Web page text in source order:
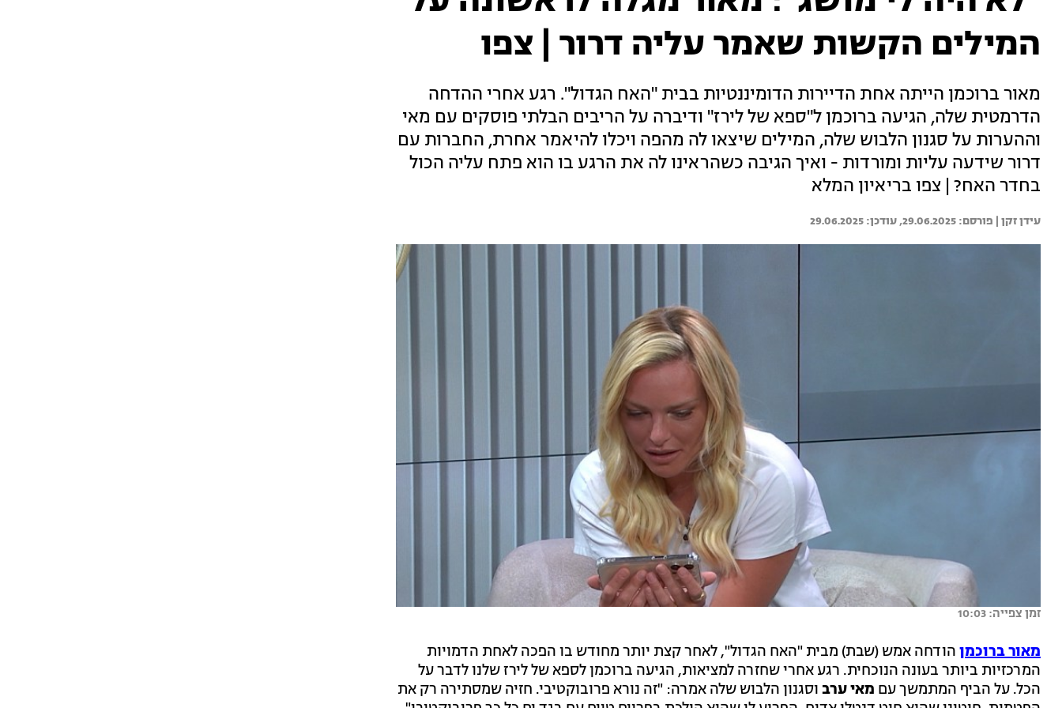
המילים הקשות שאמר עליה דרור | צפו
מאור ברוכמן הייתה אחת הדיירות הדומיננטיות בבית "האח הגדול". רגע אחרי ההדחה
הדרמטית שלה, הגיעה ברוכמן ל"ספא של לירז" ודיברה על הריבים הבלתי פוסקים עם מאי
וההערות על סגנון הלבוש שלה, המילים שיצאו לה מהפה ויכלו להיאמר אחרת, החברות עם
דרור שידעה עליות ומורדות - ואיך הגיבה כשהראינו לה את הרגע בו הוא פתח עליה הכול
בחדר האח? | צפו בריאיון המלא
עידן זקן | 29.06.2025
29.06.2025
זמן צפייה: 10:03
מאור ברוכמן הודחה אמש (שבת) מבית "האח הגדול", לאחר קצת יותר מחודש בו הפכה לאחת הדמויות
המרכזיות ביותר בעונה הנוכחית. רגע אחרי שחזרה למציאות, הגיעה ברוכמן לספא של לירז שלנו לדבר על
הכל. על הביף המתמשך עם מאיערב וסגנון הלבוש שלה אמרה: "זה נורא פרובוקטיבי. חזיה שמסתירה רק את